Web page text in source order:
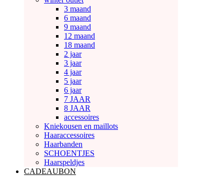
3 maand
6 maand
9 maand
12 maand
18 maand
2 jaar
3 jaar
4 jaar
5 jaar
6 jaar
7 JAAR
8 JAAR
accessoires
Kniekousen en maillots
Haaraccessoires
Haarbanden
SCHOENTJES
Haarspeldjes
CADEAUBON